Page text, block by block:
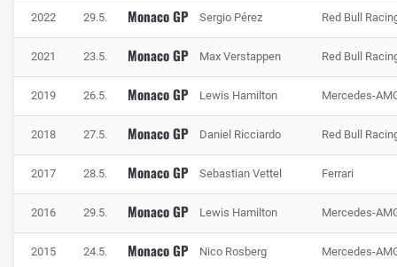
Bremspunkt wartet, sind Überholmanöver äußerst
schwierig. In rund 100 Metern verzögern die Boliden von
etwa 290 auf 75 km/h. Mit 19 Prozent der Rundenzeit
stehen die Fahrer in Monaco überdurchschnittlich lange
auf der Bremse.
2022 29.5. Monaco GP Sergio Pérez Red Bull
2021 23.5. Monaco GP Max Verstappen Red Bull
2019 26.5. Monaco GP Lewis Hamilton Mercedes-
2018 27.5. Monaco GP Daniel Ricciardo Red Bull
2017 28.5. Monaco GP Sebastian Vettel Ferrari
2016 29.5. Monaco GP Lewis Hamilton Mercedes-
2015 24.5. Monaco GP Nico Rosberg Mercedes-